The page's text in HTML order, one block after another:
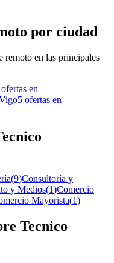
por ciudad
remoto en las principales
en
5 ofertas en
(9)Consultoría y
y Medios(1)Comercio
Mayorista(1)
Tecnico